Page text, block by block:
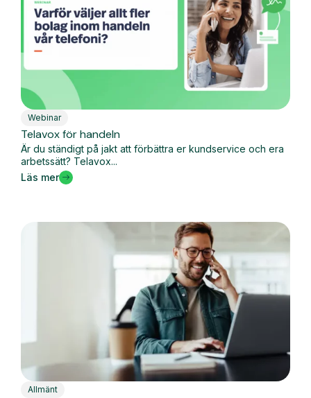
Webinar
Telavox för handeln
Är du ständigt på jakt att förbättra er kundservice och era
arbetssätt? Telavox...
Läs mer
Allmänt